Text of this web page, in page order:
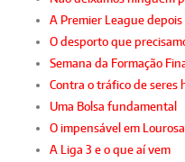
A Premier League depois
O desporto que
Semana da Formação
Contra o tráfico de seres
Uma Bolsa fundamental
O impensável em
A Liga 3 e o que aí vem